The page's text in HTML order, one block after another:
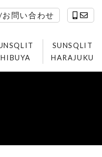
問い合わせ
SUNSQLIT
HARAJUKU